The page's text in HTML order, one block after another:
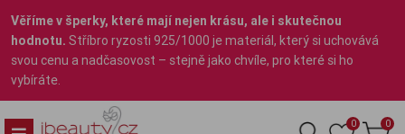
Věříme v šperky, které mají nejen krásu, ale i skutečnou
hodnotu. Stříbro ryzosti 925/1000 je materiál, který si uchovává
svou cenu a nadčasovost – stejně jako chvíle, pro které si ho
vybíráte.
0 0